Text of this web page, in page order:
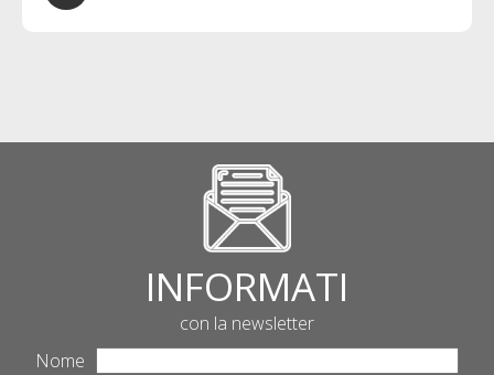
INFORMATI
con la newsletter
Nome